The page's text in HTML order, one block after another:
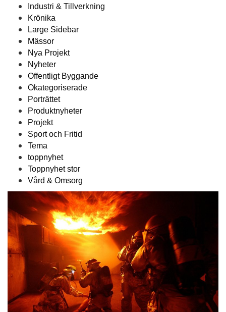
Industri & Tillverkning
Krönika
Large Sidebar
Mässor
Nya Projekt
Nyheter
Offentligt Byggande
Okategoriserade
Porträttet
Produktnyheter
Projekt
Sport och Fritid
Tema
toppnyhet
Toppnyhet stor
Vård & Omsorg